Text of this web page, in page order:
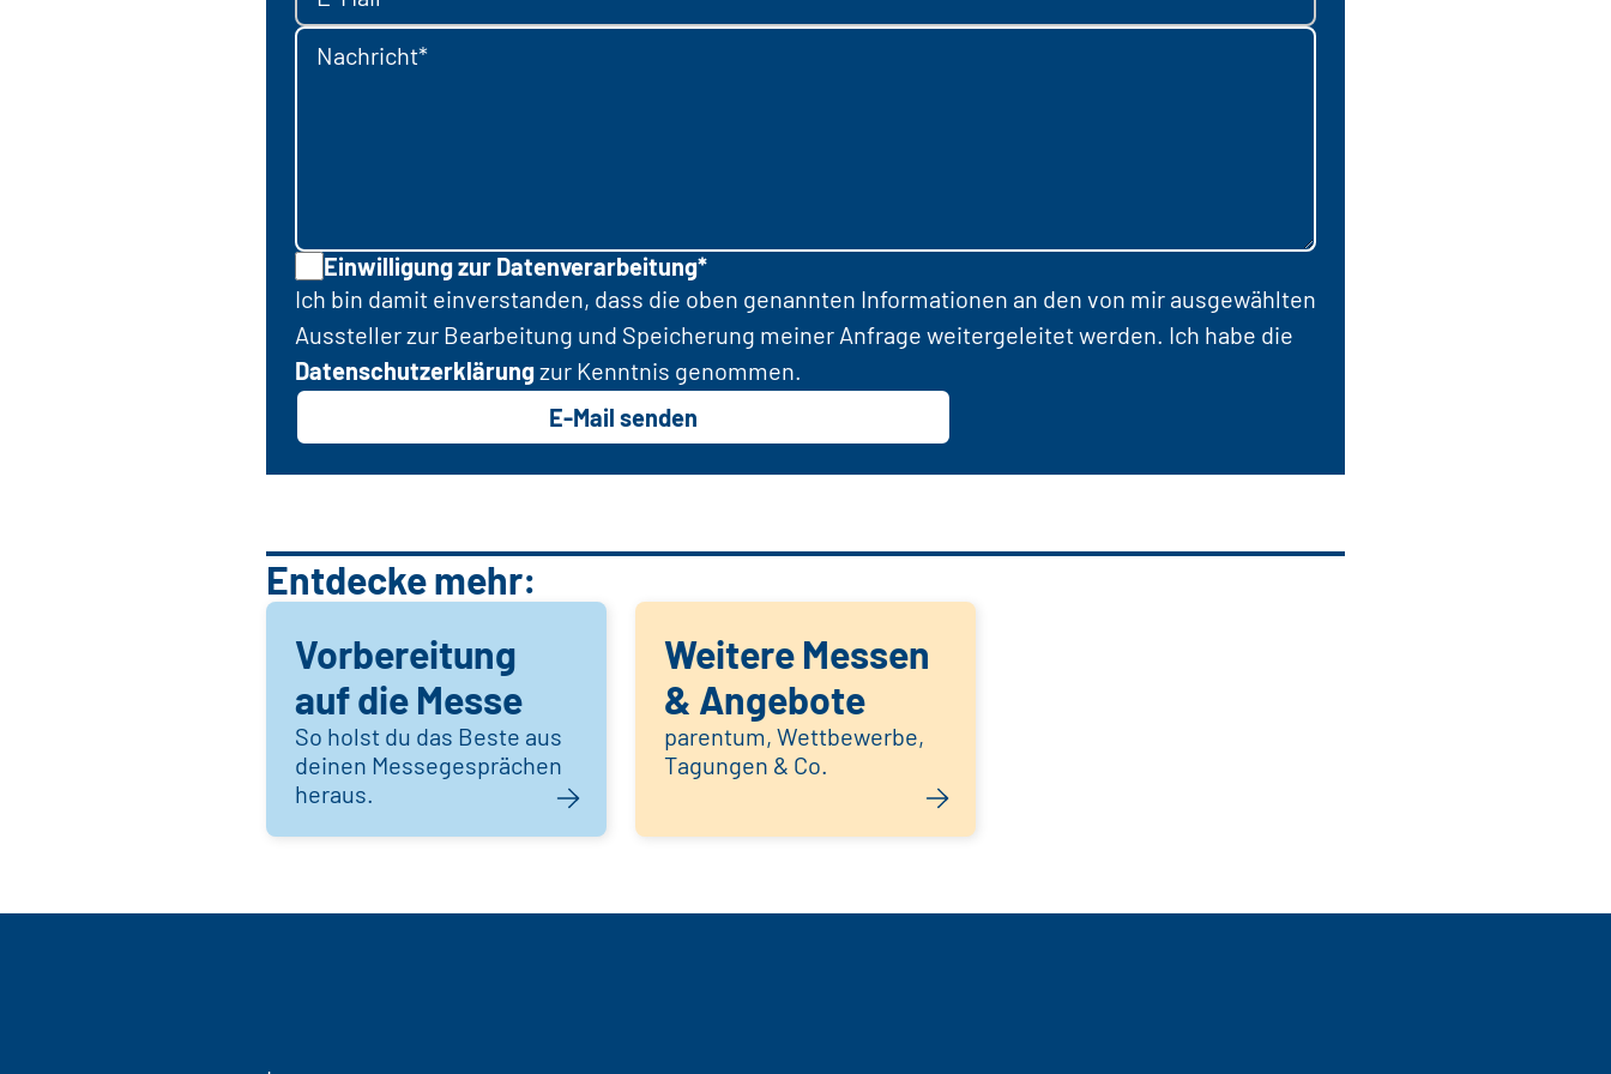
Nachricht*
Einwilligung zur Datenverarbeitung*
Ich bin damit einverstanden, dass die oben genannten Informationen an den von mir ausgewählten
Aussteller zur Bearbeitung und Speicherung meiner Anfrage weitergeleitet werden. Ich habe die
Datenschutzerklärungzur Kenntnis genommen.
E-Mail senden
Entdecke mehr:
Vorbereitung
auf die Messe
So holst du das Beste aus
deinen Messegesprächen
heraus.
Weitere Messen
& Angebote
parentum, Wettbewerbe,
Tagungen & Co.